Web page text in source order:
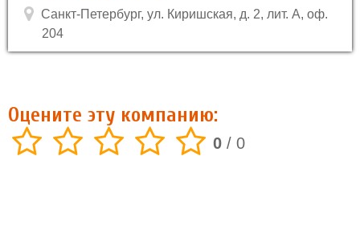
Санкт-Петербург, ул. Киришская, д. 2, лит. А, оф.
204
Оцените эту компанию:
0 / 0